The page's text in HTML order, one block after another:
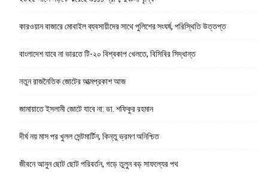
কারওয়ান বাজারে মোবাইল ব্যবসায়ীদের সাথে পুলিশের সংঘর্ষ, পরিস্থিতি উত্তপ্ত
বাংলাদেশ যাবে না ভারতে টি-২০ বিশ্বকাপ খেলতে, বিসিবির সিদ্ধান্ত
নতুন রাজনৈতিক জোটের আত্মপ্রকাশ আজ
জামায়াতে ইসলামী জোটে যাবে না: ডা. শফিকুর রহমান
দীর্ঘ নয় মাস পর খুলল সেন্টমার্টিন, কিন্তু ভ্রমণ অনিশ্চিত
জীবনে আনুন ছোট ছোট পরিবর্তন, গড়ে তুলুন বড় সাফল্যের পথ